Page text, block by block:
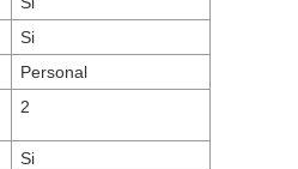
Si
Personal
2
Si